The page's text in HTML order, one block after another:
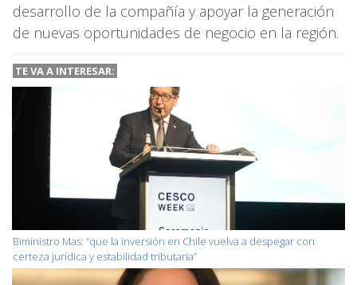
desarrollo de la compañía y apoyar la generación
de nuevas oportunidades de negocio en la región.
TE VA A INTERESAR:
Biministro Mas: “que la inversión en Chile vuelva a despegar con
certeza jurídica y estabilidad tributaria”